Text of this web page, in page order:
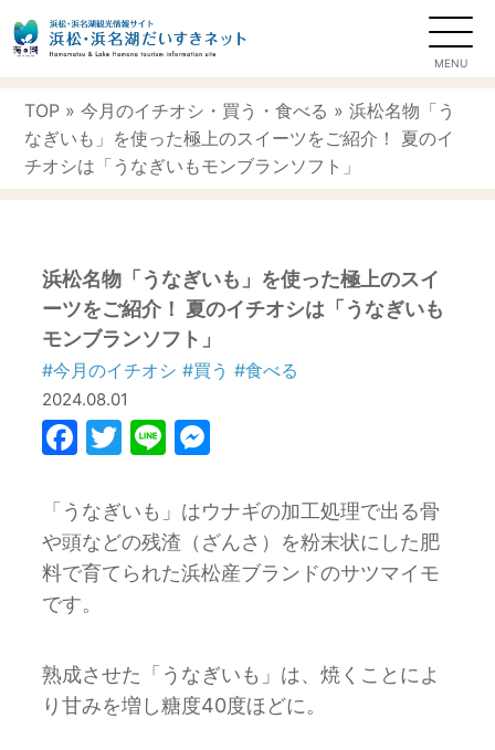
TOP »今月のイチオシ ・ 買う ・食べる » 浜松名物「う
なぎいも」を使った極上のスイーツをご紹介！ 夏のイ
チオシは「うなぎいもモンブランソフト」
浜松名物「うなぎいも」を使った極上のスイ
ーツをご紹介！ 夏のイチオシは「うなぎいも
モンブランソフト」
#今月のイチオシ #買う #食べる
2024.08.01
Facebook
Twitter
Line
「うなぎいも」はウナギの加工処理で出る骨
や頭などの残渣（ざんさ）を粉末状にした肥
料で育てられた浜松産ブランドのサツマイモ
です。
熟成させた「うなぎいも」は、焼くことによ
り甘みを増し糖度40度ほどに。